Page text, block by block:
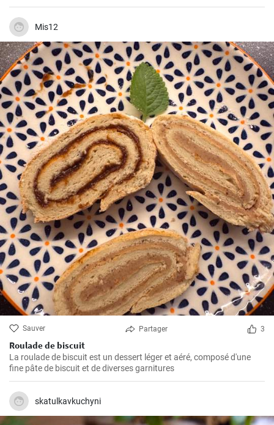
Mis12
Sauver Partager 3
Roulade de biscuit
La roulade de biscuit est un dessert léger et aéré, composé d'une
fine pâte de biscuit et de diverses garnitures
skatulkavkuchyni